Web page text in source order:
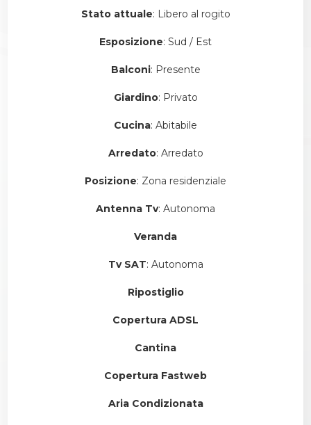
Stato attuale: Libero al rogito
Esposizione: Sud / Est
Balconi: Presente
Giardino: Privato
Cucina: Abitabile
Arredato: Arredato
Posizione: Zona residenziale
Antenna Tv: Autonoma
Veranda
Tv SAT: Autonoma
Ripostiglio
Copertura ADSL
Cantina
Copertura Fastweb
Aria Condizionata